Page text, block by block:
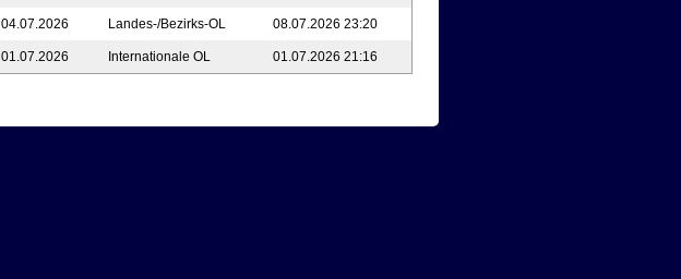
04.07.2026 Landes-/Bezirks-OL 08.07.2026 23:20
01.07.2026 Internationale OL 01.07.2026 21:16